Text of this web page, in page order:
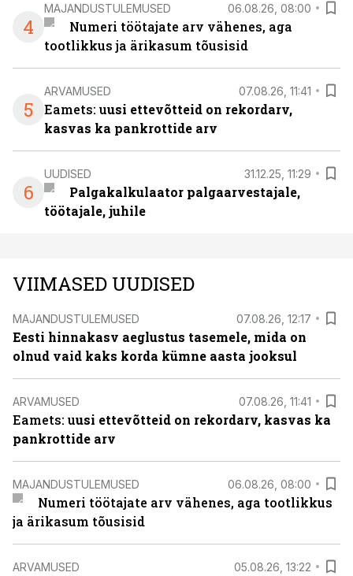
4
MAJANDUSTULEMUSED 06.08.26, 08:00
Numeri töötajate arv vähenes, aga
tootlikkus ja ärikasum tõusisid
5
ARVAMUSED 07.08.26, 11:41
Eamets: uusi ettevõtteid on rekordarv,
kasvas ka pankrottide arv
6
UUDISED 31.12.25, 11:29
Palgakalkulaator palgaarvestajale,
töötajale, juhile
VIIMASED UUDISED
MAJANDUSTULEMUSED 07.08.26, 12:17
Eesti hinnakasv aeglustus tasemele, mida on
olnud vaid kaks korda kümne aasta jooksul
ARVAMUSED 07.08.26, 11:41
Eamets: uusi ettevõtteid on rekordarv, kasvas ka
pankrottide arv
MAJANDUSTULEMUSED 06.08.26, 08:00
Numeri töötajate arv vähenes, aga tootlikkus
ja ärikasum tõusisid
ARVAMUSED 05.08.26, 13:22